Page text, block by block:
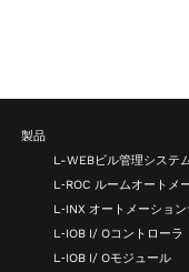
製品
L-WEBビル管理システ
L‑ROC ルームオートメ
L‑INX オートメーショ
L‑IOB I/ Oコントローラ
L‑IOB I/ Oモジュール